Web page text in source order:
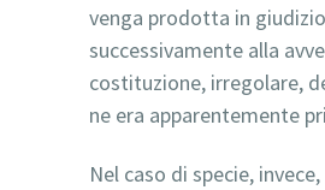
venga prodotta in
successivamente alla
costituzione, irregolare,
ne era apparentemente
Nel caso di specie,